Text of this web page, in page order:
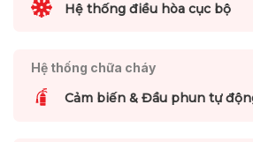
Hệ thống điều hòa cục bộ
Hệ thống chữa cháy
Cảm biến & Đầu phun tự